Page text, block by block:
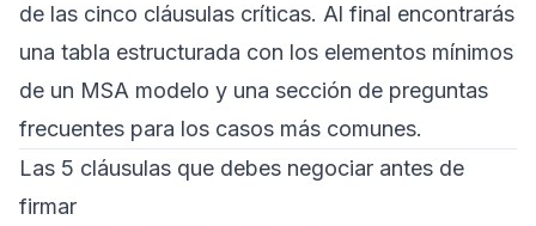
de las cinco cláusulas críticas. Al final encontrarás
una tabla estructurada con los elementos mínimos
de un MSA modelo y una sección de preguntas
frecuentes para los casos más comunes.
Las 5 cláusulas que debes negociar antes de
firmar